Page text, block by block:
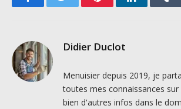
FacebookTwitter PinterestLinkedIn
Didier Duclot
Menuisier depuis 2019, je
toutes mes connaissances
bien d'autres infos dans le